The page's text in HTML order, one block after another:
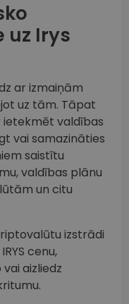
uz Irys
ar izmaiņām
uz tām. Tāpat
ietekmēt valdības
vai samazināties
saistītu
valdības plānu
un citu
izstrādi
cenu,
aizliedz